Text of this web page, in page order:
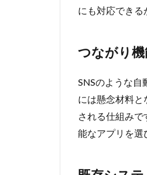
にも対応できる
つながり
SNSのような自
には懸念材料と
される仕組みで
能なアプリを選